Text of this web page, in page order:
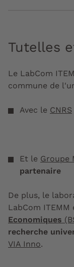
Tutelles
Le LabCom
commune de
Avec le CNRS
Et le Groupe
partenaire
De plus, le
LabCom ITEMM
Economiques
recherche
VIA Inno.